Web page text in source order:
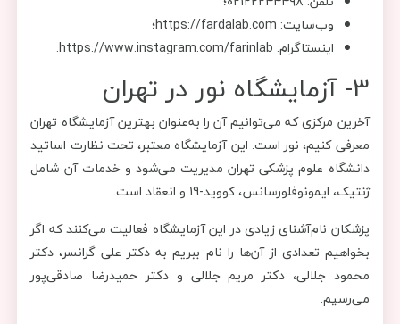
وب‌سایت: https://fardalab.com؛
اینستاگرام: https://www.instagram.com/farinlab.
3- آزمایشگاه نور در تهران
آخرین مرکزی که می‌توانیم آن را به‌عنوان بهترین آزمایشگاه تهران
معرفی کنیم، نور است. این آزمایشگاه معتبر، تحت نظارت اساتید
دانشگاه علوم پزشکی تهران مدیریت می‌شود و خدمات آن شامل
ژنتیک، ایمونوفلورسانس، کووید-19 و انعقاد است.
پزشکان نام‌آشنای زیادی در این آزمایشگاه فعالیت می‌کنند که اگر
بخواهیم تعدادی از آن‌ها را نام ببریم به دکتر علی گرانسر، دکتر
محمود جلالی، دکتر مریم جلالی و دکتر حمیدرضا صادقی‌پور
می‌رسیم.